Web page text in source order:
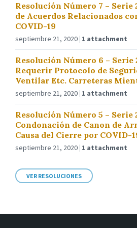
Resolución Número 7 – Serie
de Acuerdos Relacionados
COVID-19
septiembre 21, 2020 1 attachment
Resolución Número 6 – Serie
Requerir Protocolo de
Ventilar Etc. Carreteras
septiembre 21, 2020 1 attachment
Resolución Número 5 – Serie
Condonación de Canon de
Causa del Cierre por COVID-
septiembre 21, 2020 1 attachment
VER RESOLUCIONES